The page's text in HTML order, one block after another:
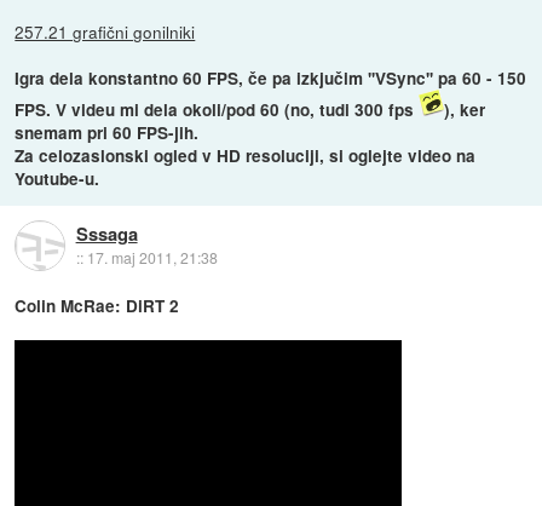
257.21 grafični gonilniki
Igra dela konstantno 60 FPS, če pa izkjučim ''VSync'' pa 60 - 150
FPS. V videu mi dela okoli/pod 60 (no, tudi 300 fps
), ker
snemam pri 60 FPS-jih.
Za celozaslonski ogled v HD resoluciji, si oglejte video na
Youtube-u.
Sssaga
:: 17. maj 2011, 21:38
Colin McRae: DiRT 2